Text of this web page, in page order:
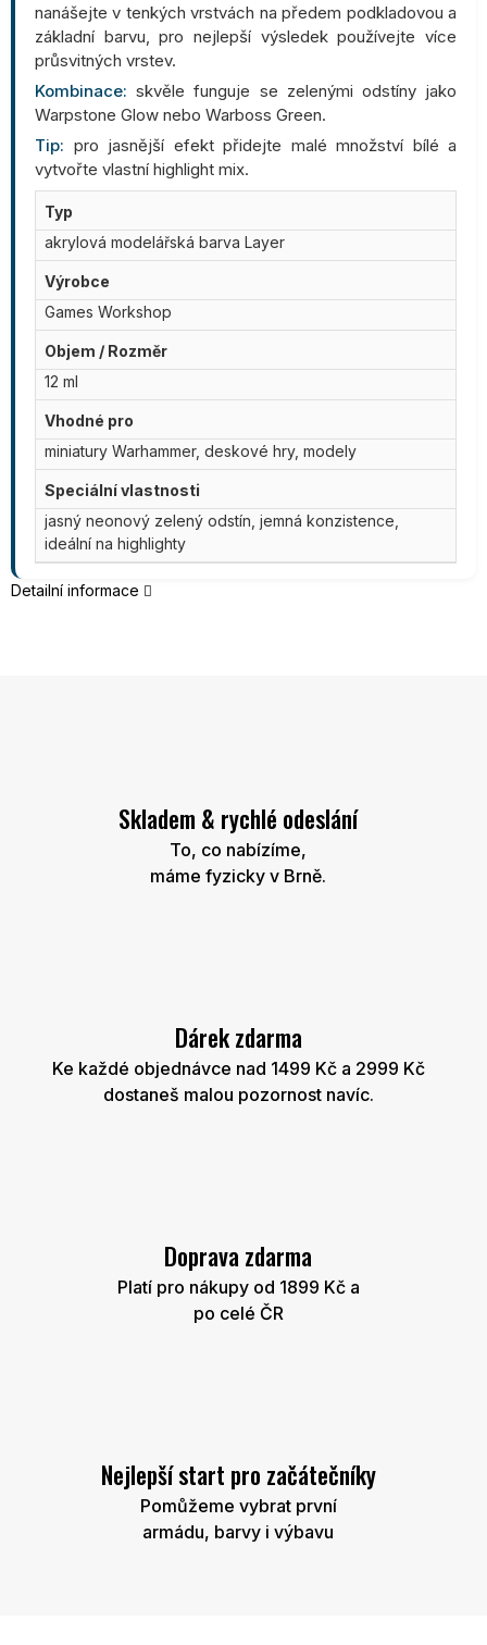
nanášejte v tenkých vrstvách na předem podkladovou a
základní barvu, pro nejlepší výsledek používejte více
průsvitných vrstev.
Kombinace: skvěle funguje se zelenými odstíny jako
Warpstone Glow nebo Warboss Green.
Tip: pro jasnější efekt přidejte malé množství bílé a
vytvořte vlastní highlight mix.
Typ
akrylová modelářská barva Layer
Výrobce
Games Workshop
Objem / Rozměr
12 ml
Vhodné pro
miniatury Warhammer, deskové hry, modely
Speciální vlastnosti
jasný neonový zelený odstín, jemná konzistence,
ideální na highlighty
Detailní informace
Skladem & rychlé odeslání
To, co nabízíme,
máme fyzicky v Brně.
Dárek zdarma
Ke každé objednávce nad 1499 Kč a 2999 Kč
dostaneš malou pozornost navíc.
Doprava zdarma
Platí pro nákupy od 1899 Kč a
po celé ČR
Nejlepší start pro začátečníky
Pomůžeme vybrat první
armádu, barvy i výbavu